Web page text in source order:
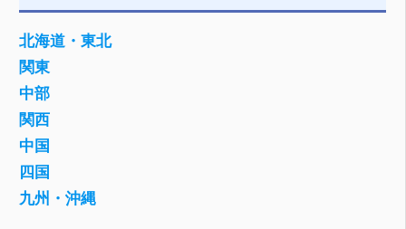
北海道・東北
関東
中部
関西
中国
四国
九州・沖縄